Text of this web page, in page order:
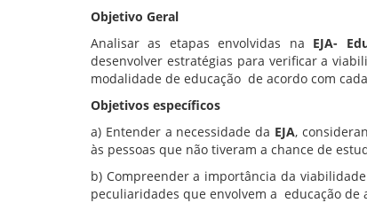
Objetivo Geral
Analisar as etapas envolvidas na EJA-
desenvolver estratégias para verificar a
modalidade de educação de acordo com
Objetivos específicos
a) Entender a necessidade da EJA,
às pessoas que não tiveram a chance de
b) Compreender a importância da
peculiaridades que envolvem a educação de